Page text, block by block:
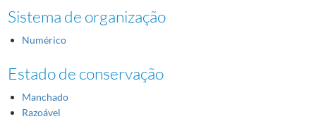
Sistema de organização
Numérico
Estado de conservação
Manchado
Razoável